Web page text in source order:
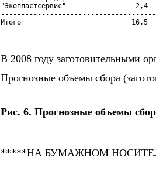
"Экопластсервис"
Итого                           16,5
В 2008 году заготовительными
Прогнозные объемы сбора
Рис. 6. Прогнозные объемы
*****НА БУМАЖНОМ